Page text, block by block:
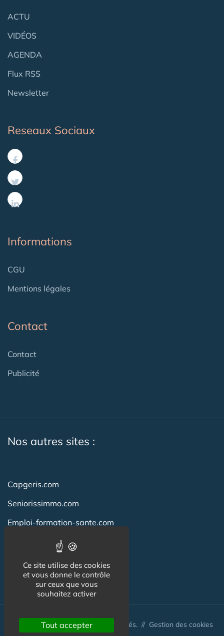
ACTU
VIDÉOS
AGENDA
Flux RSS
Newsletter
Reseaux Sociaux
Informations
CGU
Mentions légales
Contact
Contact
Publicité
Nos autres sites :
Capgeris.com
Seniorissimmo.com
Emploi-formation-sante.com
Creche-et-naissance.com
Co-Living & Co-Working
© Australis 2026 - Tous droits réservés. // Gestion des cookies
Ce site utilise des cookies
et vous donne le contrôle
sur ceux que vous
souhaitez activer
Tout accepter